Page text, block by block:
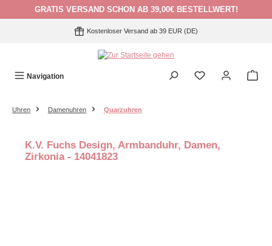
Zum Hauptinhalt springen
GRATIS VERSAND SCHON AB 39,00€ BESTELLWERT!
Kostenloser Versand ab 39 EUR (DE)
Navigation
Uhren Damenuhren Quarzuhren
K.V. Fuchs Design, Armbanduhr, Damen,
Zirkonia - 14041823